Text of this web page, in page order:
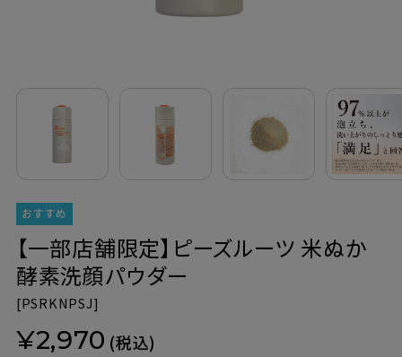
ご利用案内
会員登録でお得
NEWS一覧
利用規約
【一部店舗限定】ピーズルーツ 米ぬか
酵素洗顔パウダー
[PSRKNPSJ]
¥2,970 (税込)